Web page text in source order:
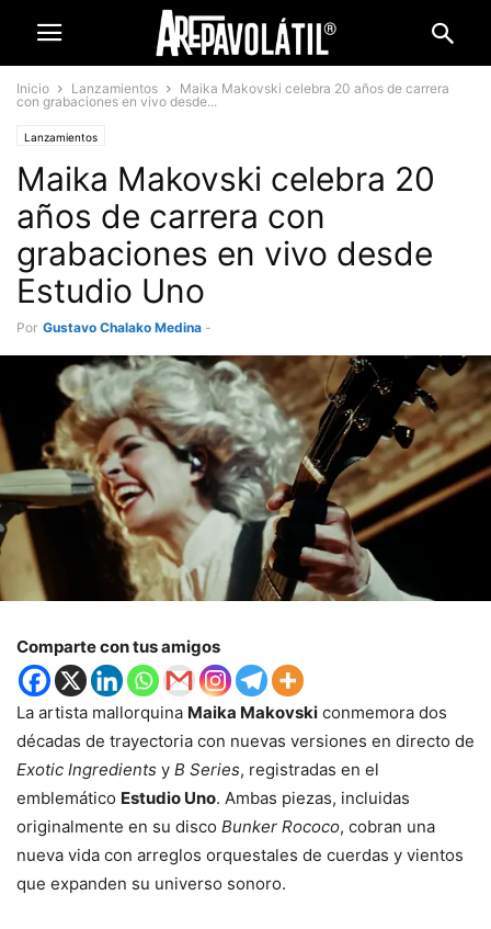
Inicio Lanzamientos
Maika Makovski celebra 20 años de carrera
con grabaciones en vivo desde...
Lanzamientos
Maika Makovski celebra 20
años de carrera con
grabaciones en vivo desde
Estudio Uno
Por Gustavo Chalako Medina -
Comparte con tus amigos
La artista mallorquina Maika Makovski conmemora dos
décadas de trayectoria con nuevas versiones en directo de
Exotic Ingredients y B Series, registradas en el
emblemático Estudio Uno. Ambas piezas, incluidas
originalmente en su disco Bunker Rococo, cobran una
nueva vida con arreglos orquestales de cuerdas y vientos
que expanden su universo sonoro.